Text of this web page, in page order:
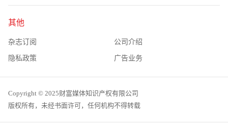
其他
杂志订阅 公司介绍
隐私政策 广告业务
Copyright © 2025财富媒体知识产权有限公司
版权所有，未经书面许可，任何机构不得转载